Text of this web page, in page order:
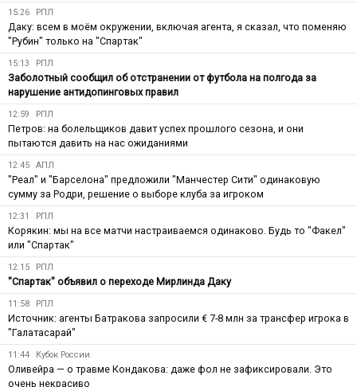
15:26 РПЛ
Даку: всем в моём окружении, включая агента, я сказал, что поменяю
"Рубин" только на "Спартак"
15:13 РПЛ
Заболотный сообщил об отстранении от футбола на полгода за
нарушение антидопинговых правил
12:59 РПЛ
Петров: на болельщиков давит успех прошлого сезона, и они
пытаются давить на нас ожиданиями
12:45 АПЛ
"Реал" и "Барселона" предложили "Манчестер Сити" одинаковую
сумму за Родри, решение о выборе клуба за игроком
12:31 РПЛ
Корякин: мы на все матчи настраиваемся одинаково. Будь то "Факел"
или "Спартак"
12:15 РПЛ
"Спартак" объявил о переходе Мирлинда Даку
11:58 РПЛ
Источник: агенты Батракова запросили € 7-8 млн за трансфер игрока в
"Галатасарай"
11:44 Кубок России
Оливейра — о травме Кондакова: даже фол не зафиксировали. Это
очень некрасиво